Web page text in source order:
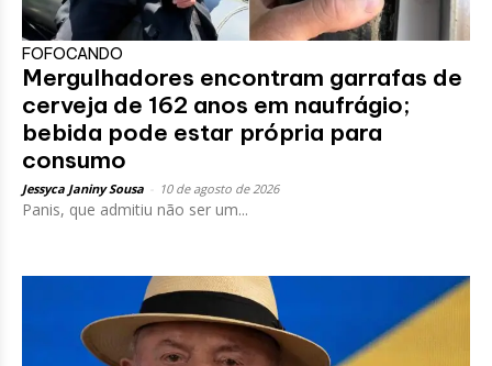
FOFOCANDO
Mergulhadores encontram garrafas de
cerveja de 162 anos em naufrágio;
bebida pode estar própria para
consumo
Jessyca Janiny Sousa 10 de agosto de 2026
Panis, que admitiu não ser um...